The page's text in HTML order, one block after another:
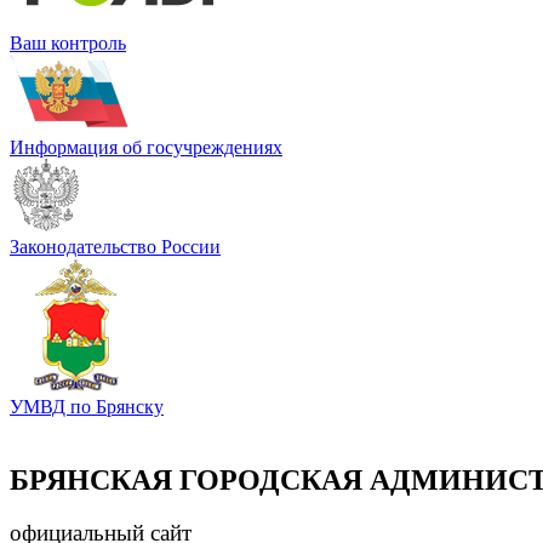
Ваш контроль
Информация об госучреждениях
Законодательство России
УМВД по Брянску
БРЯНСКАЯ ГОРОДСКАЯ
официальный сайт